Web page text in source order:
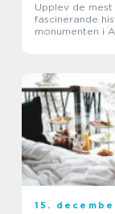
Upplev de mest
fascinerande
monumenten i
15.